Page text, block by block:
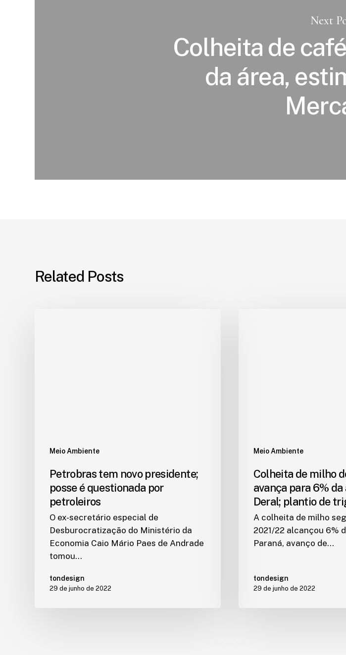
Next
Colheita de
da área,
Related Posts
Meio Ambiente
Petrobras tem novo presidente;
posse é questionada por
petroleiros
O ex-secretário especial de
Desburocratização do Ministério da
Economia Caio Mário Paes de Andrade
tomou…
tondesign
29 de junho de 2022
Meio Ambiente
Colheita de milho
avança para 6% da
Deral; plantio de
A colheita de milho
2021/22 alcançou 6%
Paraná, avanço de…
tondesign
29 de junho de 2022